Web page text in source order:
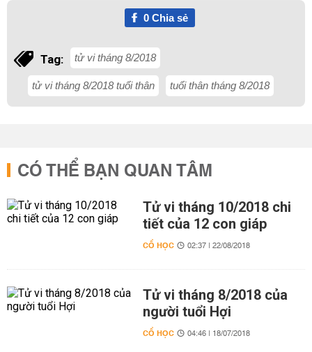
0Chia sẻ
Tag: tử vi tháng 8/2018
tử vi tháng 8/2018 tuổi thân tuổi thân tháng 8/2018
CÓ THỂ BẠN QUAN TÂM
Tử vi tháng 10/2018 chi
tiết của 12 con giáp
CỔ HỌC 02:37 | 22/08/2018
Tử vi tháng 8/2018 của
người tuổi Hợi
CỔ HỌC 04:46 | 18/07/2018